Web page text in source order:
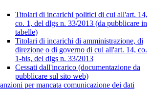
Titolari di incarichi politici di cui all'art. 14,
co. 1, del dlgs n. 33/2013 (da pubblicare in
tabelle)
Titolari di incarichi di amministrazione, di
direzione o di governo di cui all'art. 14, co.
1-bis, del dlgs n. 33/2013
Cessati dall'incarico (documentazione da
pubblicare sul sito web)
per mancata comunicazione dei dati